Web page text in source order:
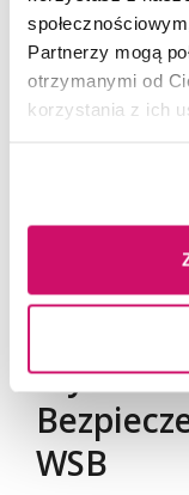
Partnerzy mogą
otrzymanymi od
korzystania z ich
dr inż. Jerzy
WSB